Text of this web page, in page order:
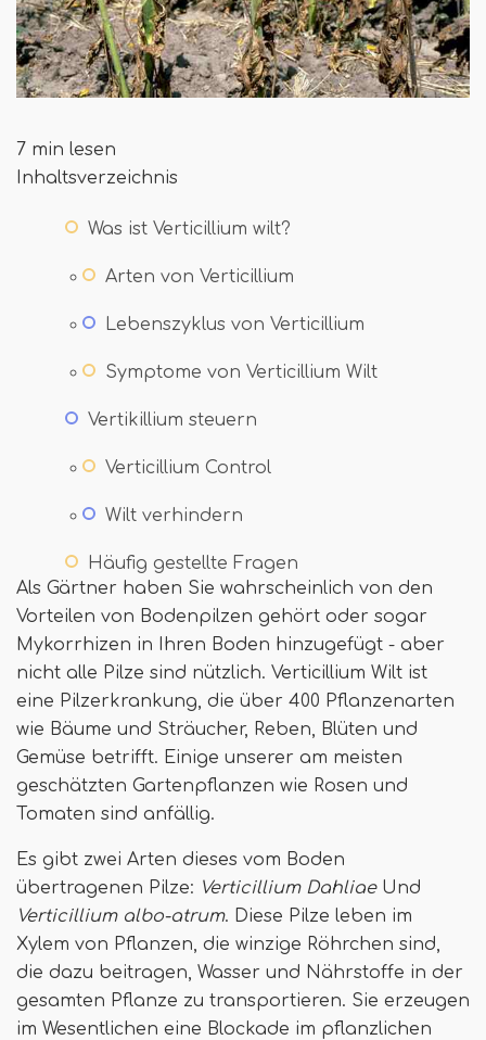
7 min lesen
Inhaltsverzeichnis
Was ist Verticillium wilt?
Arten von Verticillium
Lebenszyklus von Verticillium
Symptome von Verticillium Wilt
Vertikillium steuern
Verticillium Control
Wilt verhindern
Häufig gestellte Fragen
Als Gärtner haben Sie wahrscheinlich von den
Vorteilen von Bodenpilzen gehört oder sogar
Mykorrhizen in Ihren Boden hinzugefügt - aber
nicht alle Pilze sind nützlich. Verticillium Wilt ist
eine Pilzerkrankung, die über 400 Pflanzenarten
wie Bäume und Sträucher, Reben, Blüten und
Gemüse betrifft. Einige unserer am meisten
geschätzten Gartenpflanzen wie Rosen und
Tomaten sind anfällig.
Es gibt zwei Arten dieses vom Boden
übertragenen Pilze: Verticillium DahliaeUnd
Verticillium albo-atrum. Diese Pilze leben im
Xylem von Pflanzen, die winzige Röhrchen sind,
die dazu beitragen, Wasser und Nährstoffe in der
gesamten Pflanze zu transportieren. Sie erzeugen
im Wesentlichen eine Blockade im pflanzlichen